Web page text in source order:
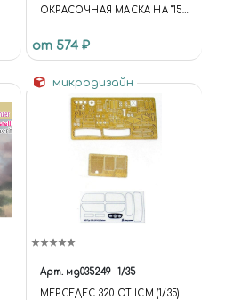
ОКРАСОЧНАЯ МАСКА НА "152
САМОХОДНАЯ ГАУБИЦА
от 574 ₽
микродизайн
Арт. мд035249 1/35
МЕРСЕДЕС 320 ОТ ICM (1/35)